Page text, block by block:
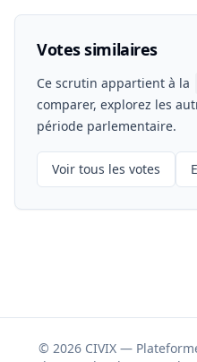
Votes similaires
Ce scrutin appartient à la
comparer, explorez les
période parlementaire.
Voir tous les votes
© 2026 CIVIX —